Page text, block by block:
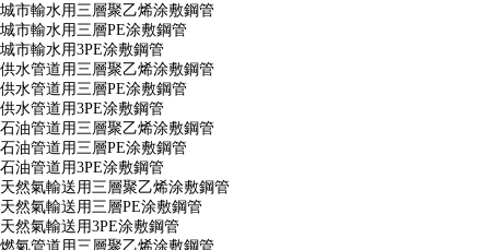
城市輸水用三層聚乙烯涂敷鋼管
城市輸水用三層PE涂敷鋼管
城市輸水用3PE涂敷鋼管
供水管道用三層聚乙烯涂敷鋼管
供水管道用三層PE涂敷鋼管
供水管道用3PE涂敷鋼管
石油管道用三層聚乙烯涂敷鋼管
石油管道用三層PE涂敷鋼管
石油管道用3PE涂敷鋼管
天然氣輸送用三層聚乙烯涂敷鋼管
天然氣輸送用三層PE涂敷鋼管
天然氣輸送用3PE涂敷鋼管
燃氣管道用三層聚乙烯涂敷鋼管